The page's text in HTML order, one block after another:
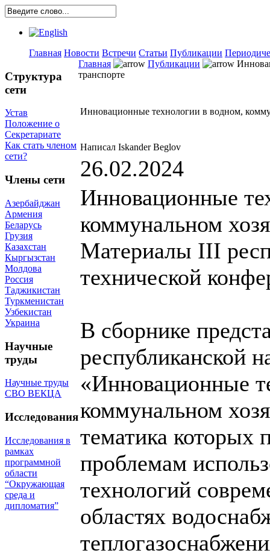
Главная Новости Встречи Статьи Публикации
Структура
сети
Устав
Положение о
Секретариате
Как стать членом
сети?
Члены сети
Азербайджан
Армения
Беларусь
Грузия
Казахстан
Кыргызстан
Молдова
Россия
Таджикистан
Туркменистан
Узбекистан
Украина
Научные
труды
Научные труды
СВО ВЕКЦА
Исследования
Исследования в
рамках
программной
области
“Окружающая
среда и
дипломатия”
Главная Публикации
транспорте
Инновационные технологии в водном,
Написал Iskander Beglov
26.02.2024
Инновационные
коммунальном
Материалы III
технической
В сборнике
республиканской
«Инновационные
коммунальном
тематика которых
проблемам
технологий
областях